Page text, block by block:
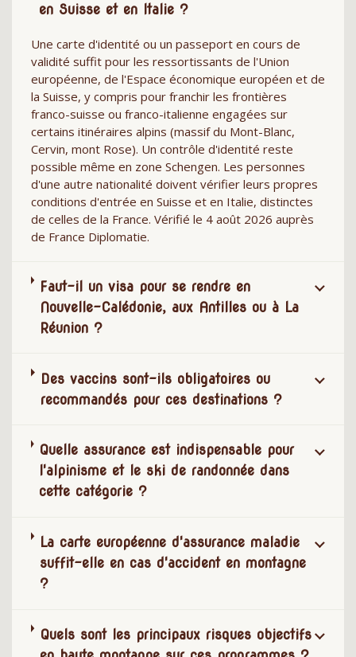
en Suisse et en Italie ?
Une carte d'identité ou un passeport en cours de
validité suffit pour les ressortissants de l'Union
européenne, de l'Espace économique européen et de
la Suisse, y compris pour franchir les frontières
franco-suisse ou franco-italienne engagées sur
certains itinéraires alpins (massif du Mont-Blanc,
Cervin, mont Rose). Un contrôle d'identité reste
possible même en zone Schengen. Les personnes
d'une autre nationalité doivent vérifier leurs propres
conditions d'entrée en Suisse et en Italie, distinctes
de celles de la France. Vérifié le 4 août 2026 auprès
de France Diplomatie.
Faut-il un visa pour se rendre en
Nouvelle-Calédonie, aux Antilles ou à La
Réunion ?
Des vaccins sont-ils obligatoires ou
recommandés pour ces destinations ?
Quelle assurance est indispensable pour
l'alpinisme et le ski de randonnée dans
cette catégorie ?
La carte européenne d'assurance maladie
suffit-elle en cas d'accident en montagne
?
Quels sont les principaux risques objectifs